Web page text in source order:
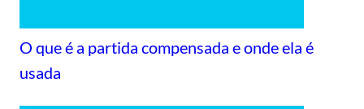
O que é a partida compensada e onde ela é
usada